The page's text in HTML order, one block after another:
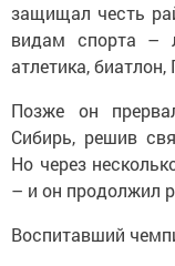
защищал честь
видам спорта –
атлетика, биатлон,
Позже он
Сибирь, решив
Но через
– и он продолжил
Воспитавший